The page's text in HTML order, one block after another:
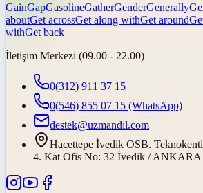
GainGapGasolineGatherGenderGenerally
aboutGet acrossGet along withGet around
withGet back
İletişim Merkezi (09.00 - 22.00)
0(312) 911 37 15
0(546) 855 07 15 (WhatsApp)
destek@uzmandil.com
Hacettepe İvedik OSB.
4. Kat Ofis No: 32 İvedik / ANKARA